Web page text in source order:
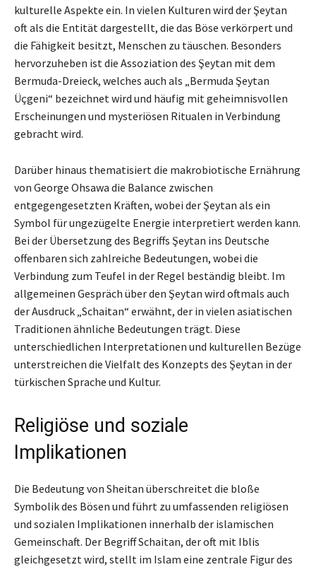
kulturelle Aspekte ein. In vielen Kulturen wird der Şeytan
oft als die Entität dargestellt, die das Böse verkörpert und
die Fähigkeit besitzt, Menschen zu täuschen. Besonders
hervorzuheben ist die Assoziation des Şeytan mit dem
Bermuda-Dreieck, welches auch als „Bermuda Şeytan
Üçgeni“ bezeichnet wird und häufig mit geheimnisvollen
Erscheinungen und mysteriösen Ritualen in Verbindung
gebracht wird.
Darüber hinaus thematisiert die makrobiotische Ernährung
von George Ohsawa die Balance zwischen
entgegengesetzten Kräften, wobei der Şeytan als ein
Symbol für ungezügelte Energie interpretiert werden kann.
Bei der Übersetzung des Begriffs Şeytan ins Deutsche
offenbaren sich zahlreiche Bedeutungen, wobei die
Verbindung zum Teufel in der Regel beständig bleibt. Im
allgemeinen Gespräch über den Şeytan wird oftmals auch
der Ausdruck „Schaitan“ erwähnt, der in vielen asiatischen
Traditionen ähnliche Bedeutungen trägt. Diese
unterschiedlichen Interpretationen und kulturellen Bezüge
unterstreichen die Vielfalt des Konzepts des Şeytan in der
türkischen Sprache und Kultur.
Religiöse und soziale
Implikationen
Die Bedeutung von Sheitan überschreitet die bloße
Symbolik des Bösen und führt zu umfassenden religiösen
und sozialen Implikationen innerhalb der islamischen
Gemeinschaft. Der Begriff Schaitan, der oft mit Iblis
gleichgesetzt wird, stellt im Islam eine zentrale Figur des